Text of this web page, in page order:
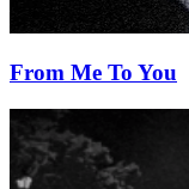
From Me To You